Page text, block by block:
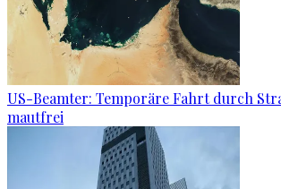
US-Beamter: Temporäre Fahrt durch
mautfrei